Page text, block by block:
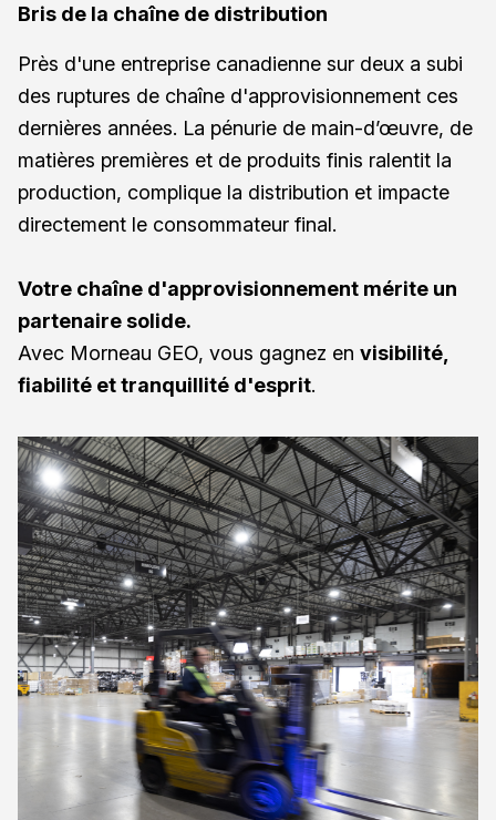
Bris de la chaîne de distribution
Près d'une entreprise canadienne sur deux a subi
des ruptures de chaîne d'approvisionnement ces
dernières années. La pénurie de main-d’œuvre, de
matières premières et de produits finis ralentit la
production, complique la distribution et impacte
directement le consommateur final.
Votre chaîne d'approvisionnement mérite un
partenaire solide.
Avec Morneau GEO, vous gagnez en visibilité,
fiabilité et tranquillité d'esprit.